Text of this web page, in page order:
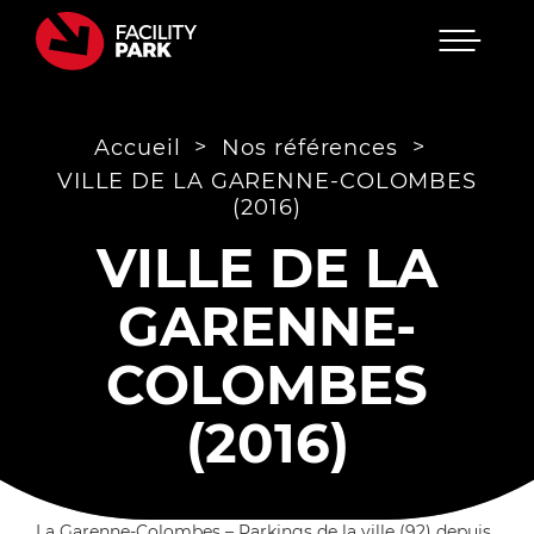
contenu
Accueil > Nos références
>
VILLE DE LA GARENNE-COLOMBES
(2016)
VILLE DE LA
GARENNE-
COLOMBES
(2016)